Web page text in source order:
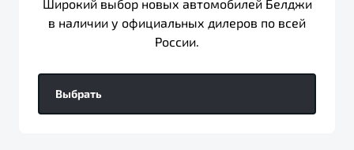
Широкий выбор новых автомобилей Белджи
в наличии у официальных дилеров по всей
России.
Выбрать